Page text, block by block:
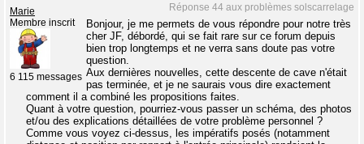
Réponse 44 aux problèmes solscarrelage
Marie
Membre inscrit
6 115 messages
Bonjour, je me permets de vous répondre pour notre très
cher JF, débordé, qui se fait rare sur ce forum depuis
bien trop longtemps et ne verra sans doute pas votre
question.
Aux dernières nouvelles, cette descente de cave n'était
pas terminée, et je ne saurais vous dire exactement
comment il a combiné les propositions faites.
Quant à votre question, pourriez-vous passer un schéma, des photos
et/ou des explications détaillées de votre problème personnel ?
Comme vous voyez ci-dessus, les impératifs posés (notamment